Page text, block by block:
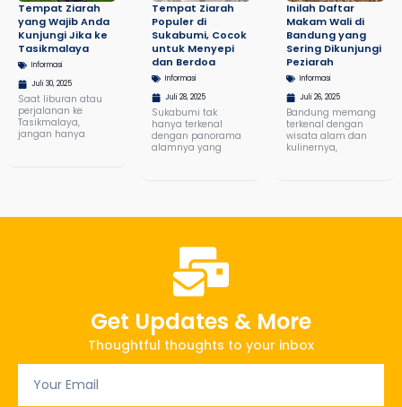
Tempat Ziarah
yang Wajib Anda
Kunjungi Jika ke
Tasikmalaya
Informasi
Juli 30, 2025
Saat liburan atau
perjalanan ke
Tasikmalaya,
jangan hanya
Tempat Ziarah
Populer di
Sukabumi, Cocok
untuk Menyepi
dan Berdoa
Informasi
Juli 28, 2025
Sukabumi tak
hanya terkenal
dengan panorama
alamnya yang
Inilah Daftar
Makam Wali di
Bandung yang
Sering Dikunjungi
Peziarah
Informasi
Juli 26, 2025
Bandung memang
terkenal dengan
wisata alam dan
kulinernya,
Get Updates & More
Thoughtful thoughts to your inbox